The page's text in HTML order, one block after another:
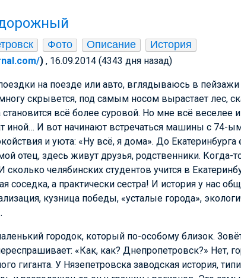
Фото Описание История
) , 16.09.2014 (4343 дня назад)
на поезде или авто, вглядываюсь в пейзажи
скрывется, под самым носом вырастает лес,
всё более суровой. Но мне всё веселее
иной… И вот начинают встречаться машины с 74-
и уюта: «Ну всё, я дома». До Екатеринбурга
отец, здесь живут друзья, родственники. Когда-
челябинских студентов учится в
а практически сестра! И история у нас
кузница победы, «усталые города»,
городок, который по-особому близок.
«Как, как? Днепропетровск?» Нет,
гиганта. У Нязепетровска заводская история,